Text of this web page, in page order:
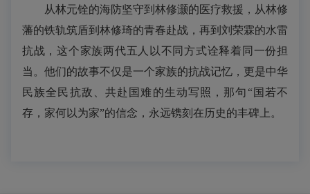
从林元铨的海防坚守到林修灏的医疗救援，从林修
藩的铁轨筑盾到林修琦的青春赴战，再到刘荣霖的水雷
抗战，这个家族两代五人以不同方式诠释着同一份担
当。他们的故事不仅是一个家族的抗战记忆，更是中华
民族全民抗敌、共赴国难的生动写照，那句“国若不
存，家何以为家”的信念，永远镌刻在历史的丰碑上。